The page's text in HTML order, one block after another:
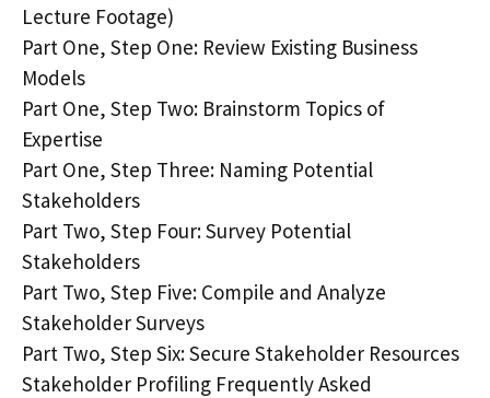
Lecture Footage)
Part One, Step One: Review Existing Business
Models
Part One, Step Two: Brainstorm Topics of
Expertise
Part One, Step Three: Naming Potential
Stakeholders
Part Two, Step Four: Survey Potential
Stakeholders
Part Two, Step Five: Compile and Analyze
Stakeholder Surveys
Part Two, Step Six: Secure Stakeholder Resources
Stakeholder Profiling Frequently Asked